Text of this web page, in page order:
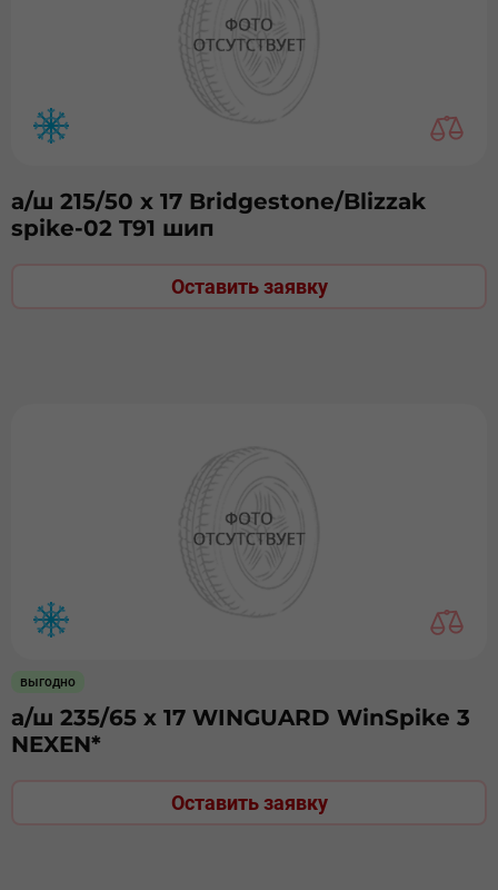
а/ш 215/50 x 17 Bridgestone/Blizzak
spike-02 T91 шип
Оставить заявку
выгодно
а/ш 235/65 х 17 WINGUARD WinSpike 3
NEXEN*
Оставить заявку